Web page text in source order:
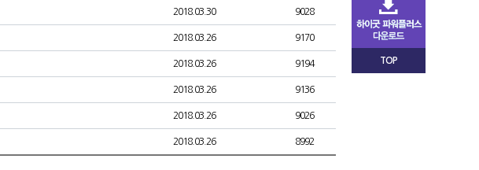
2018.03.30 9028
2018.03.26 9170
2018.03.26 9194
2018.03.26 9136
2018.03.26 9026
2018.03.26 8992
TOP